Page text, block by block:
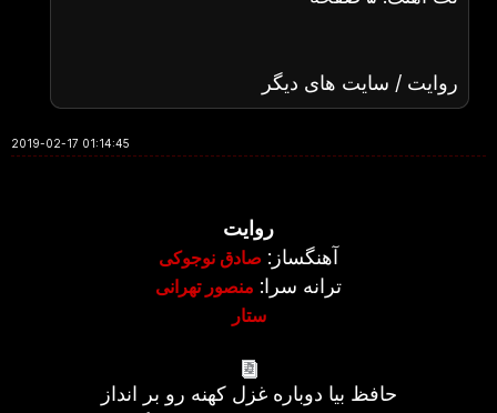
روایت / سایت های دیگر
2019-02-17 01:14:45
روایت
آهنگساز: صادق نوجوکی
ترانه سرا: منصور تهرانی
ستار
حافظ بیا دوباره غزل کهنه رو بر انداز